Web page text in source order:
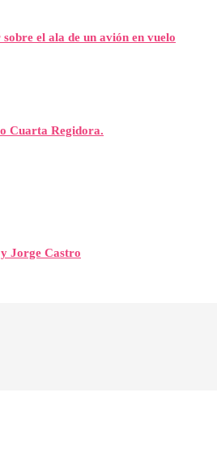
el ala de un avión en vuelo
Cuarta Regidora.
Jorge Castro